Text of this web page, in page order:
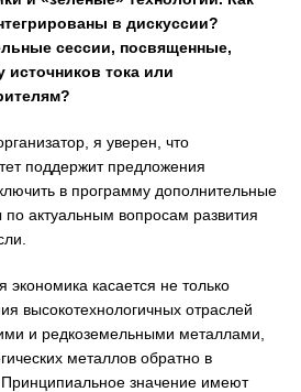
в дискуссии?
сессии, посвященные,
источников тока или
я уверен, что
поддержит предложения
в программу дополнительные
по актуальным вопросам развития
касается не только
высокотехнологичных отраслей
и редкоземельными металлами,
металлов обратно в
Принципиальное значение имеют